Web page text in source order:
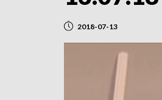
2018-07-13